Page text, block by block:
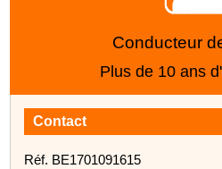
Conducteur
Plus de 10 ans
Contact
Réf. BE1701091615